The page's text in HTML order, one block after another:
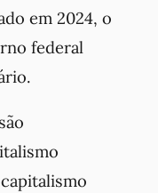
em 2024, o
federal